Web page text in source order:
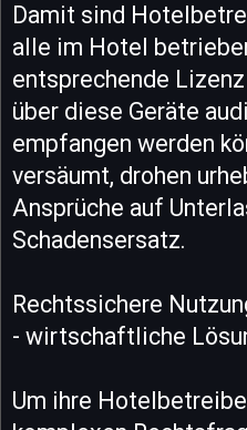
Damit sind
alle im Hotel
entsprechende
über diese Geräte
empfangen werden
versäumt, drohen
Ansprüche auf
Schadensersatz.
Rechtssichere
- wirtschaftliche
Um ihre